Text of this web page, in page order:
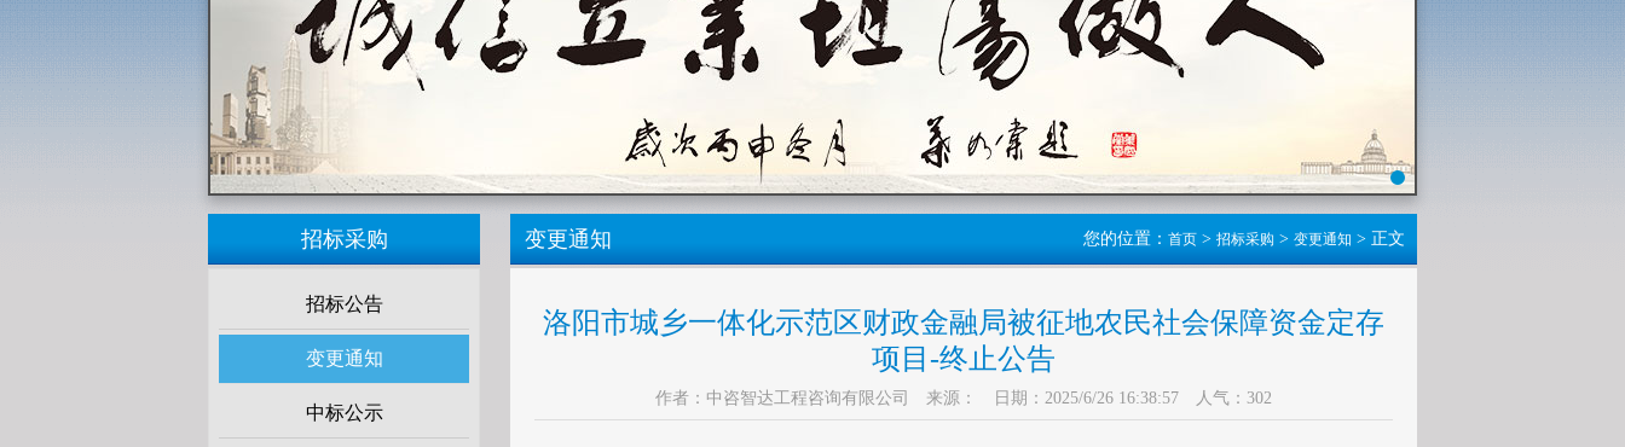
招标采购
招标公告
变更通知
中标公示
变更通知 您的位置： 首页 > 招标采购 > 变更通知 > 正文
洛阳市城乡一体化示范区财政金融局被征地农民社会保障资金定存
项目-终止公告
作者：中咨智达工程咨询有限公司 来源： 日期：2025/6/26 16:38:57 人气： 302